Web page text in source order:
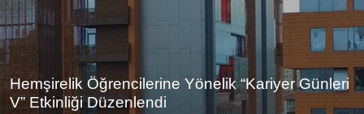
Hemşirelik Öğrencilerine Yönelik “Kariyer Günleri
V” Etkinliği Düzenlendi